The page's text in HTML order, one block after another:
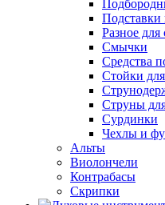
Подставки
Разное
Смычки
Средства
Стойки
Струны
Сурдинки
Чехлы и
Альты
Виолончели
Контрабасы
Скрипки